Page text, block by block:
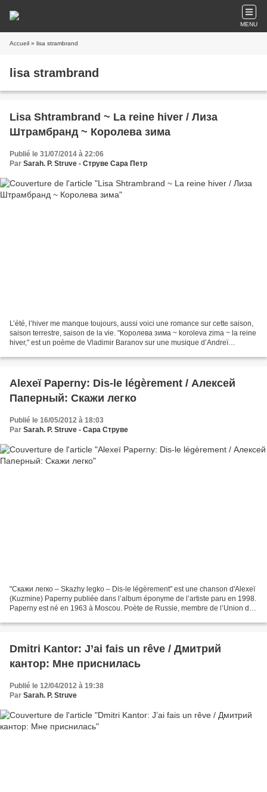
MENU
Accueil » lisa strambrand
lisa strambrand
Lisa Shtrambrand ~ La reine hiver / Лиза
Штрамбранд ~ Королева зима
Publié le 31/07/2014 à 22:06
Par Sarah. P. Struve - Струве Сара Петр
L’été, l’hiver me manque toujours, aussi voici une romance sur cette saison,
saison terrestre, saison de la vie. "Королева зима ~ koroleva zima ~ la reine
hiver," est un poème de Vladimir Baranov sur une musique d’Andreï
Alexeï Paperny: Dis-le légèrement / Алексей
Паперный: Скажи легко
Publié le 16/05/2012 à 18:03
Par Sarah. P. Struve - Сара Струве
"Скажи легко – Skazhy legko – Dis-le légèrement" est une chanson d'Alexeï
(Kuzmine) Paperny publiée dans l’album éponyme de l’artiste paru en 1998.
Paperny est né en 1963 à Moscou. Poète de Russie, membre de l’Union des
Dmitri Kantor: J’ai fais un rêve / Дмитрий
кантор: Мне приснилась
Publié le 12/04/2012 à 19:38
Par Sarah. P. Struve